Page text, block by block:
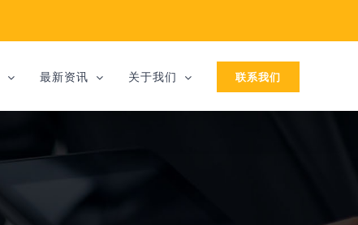
最新资讯 关于我们 联系我们